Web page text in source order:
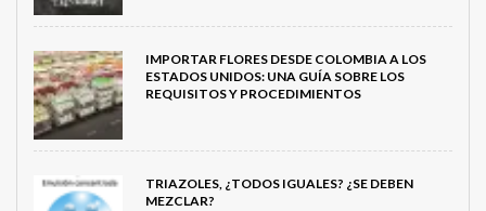
IMPORTAR FLORES DESDE COLOMBIA A LOS
ESTADOS UNIDOS: UNA GUÍA SOBRE LOS
REQUISITOS Y PROCEDIMIENTOS
TRIAZOLES, ¿TODOS IGUALES? ¿SE DEBEN
MEZCLAR?